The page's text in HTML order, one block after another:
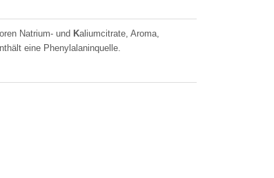
Natrium- und Kaliumcitrate, Aroma,
nthält eine Phenylalaninquelle.